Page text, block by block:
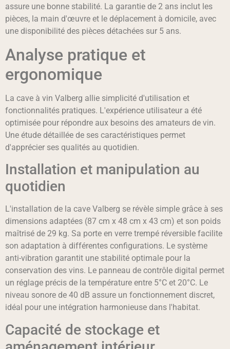
assure une bonne stabilité. La garantie de 2 ans inclut les
pièces, la main d'œuvre et le déplacement à domicile, avec
une disponibilité des pièces détachées sur 5 ans.
Analyse pratique et
ergonomique
La cave à vin Valberg allie simplicité d'utilisation et
fonctionnalités pratiques. L'expérience utilisateur a été
optimisée pour répondre aux besoins des amateurs de vin.
Une étude détaillée de ses caractéristiques permet
d'apprécier ses qualités au quotidien.
Installation et manipulation au
quotidien
L'installation de la cave Valberg se révèle simple grâce à ses
dimensions adaptées (87 cm x 48 cm x 43 cm) et son poids
maîtrisé de 29 kg. Sa porte en verre trempé réversible facilite
son adaptation à différentes configurations. Le système
anti-vibration garantit une stabilité optimale pour la
conservation des vins. Le panneau de contrôle digital permet
un réglage précis de la température entre 5°C et 20°C. Le
niveau sonore de 40 dB assure un fonctionnement discret,
idéal pour une intégration harmonieuse dans l'habitat.
Capacité de stockage et